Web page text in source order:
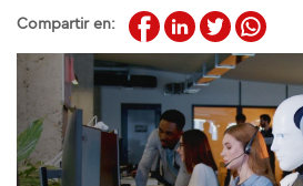
Compartir en: